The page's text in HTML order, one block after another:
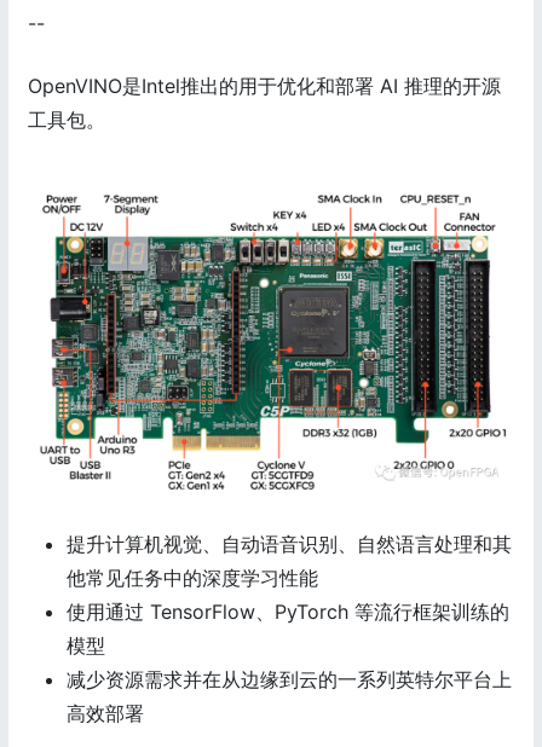
--
OpenVINO是Intel推出的用于优化和部署 AI 推理的开源
工具包。
提升计算机视觉、自动语音识别、自然语言处理和其
他常见任务中的深度学习性能
使用通过 TensorFlow、PyTorch 等流行框架训练的
模型
减少资源需求并在从边缘到云的一系列英特尔平台上
高效部署